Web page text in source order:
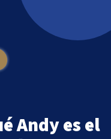
Andy es el